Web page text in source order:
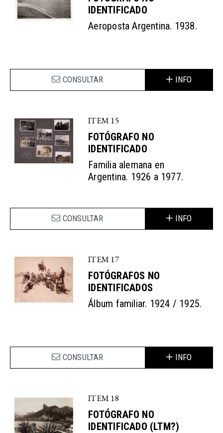
IDENTIFICADO
Aeroposta Argentina. 1938.
CONSULTAR INFO
ITEM 15
FOTÓGRAFO NO
IDENTIFICADO
Familia alemana en
Argentina. 1926 a 1977.
CONSULTAR INFO
ITEM 17
FOTÓGRAFOS NO
IDENTIFICADOS
Álbum familiar. 1924 / 1925.
CONSULTAR INFO
ITEM 18
FOTÓGRAFO NO
IDENTIFICADO (LTM?)